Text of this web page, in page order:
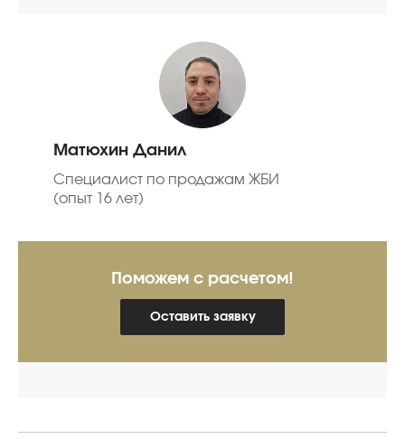
Матюхин Данил
Специалист по продажам ЖБИ
(опыт 16 лет)
Поможем с расчетом!
Оставить заявку